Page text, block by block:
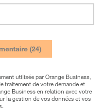
utilisée par Orange Business,
traitement de votre demande et
Business en relation avec votre
la gestion de vos données et vos